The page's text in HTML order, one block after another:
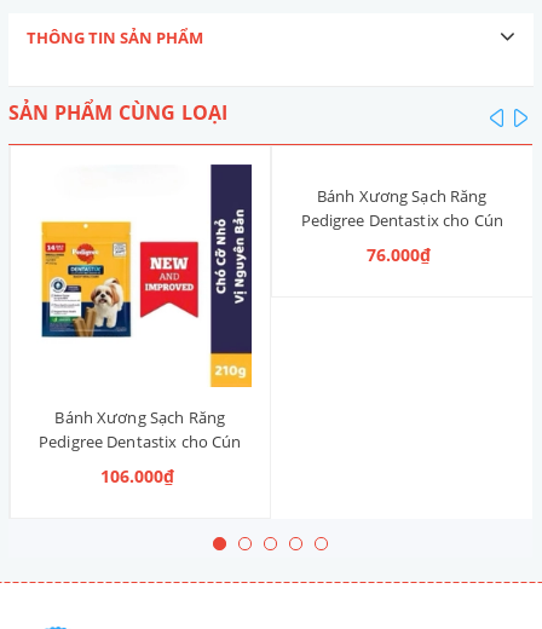
THÔNG TIN SẢN PHẨM
SẢN PHẨM CÙNG LOẠI
Bánh Xương Sạch Răng
Pedigree Dentastix cho Cún
vừa 210g (14 Thanh, Vị Truyền
Thống)
106.000₫
Bánh Xương Sạch Răng
Pedigree Dentastix cho Cún
nhỏ 120g (14 Thanh, Vị Truyền
Thống)
76.000₫